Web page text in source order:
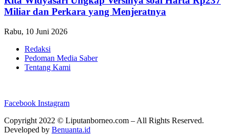
Miliar dan Perkara yang Menjeratnya
Rabu, 10 Juni 2026
Redaksi
Pedoman Media Saber
Tentang Kami
Facebook Instagram
Copyright 2022 © Liputanborneo.com – All Rights Reserved.
Developed by Benuanta.id